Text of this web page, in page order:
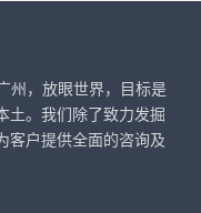
州，放眼世界，目标是
土。我们除了致力发掘
客户提供全面的咨询及